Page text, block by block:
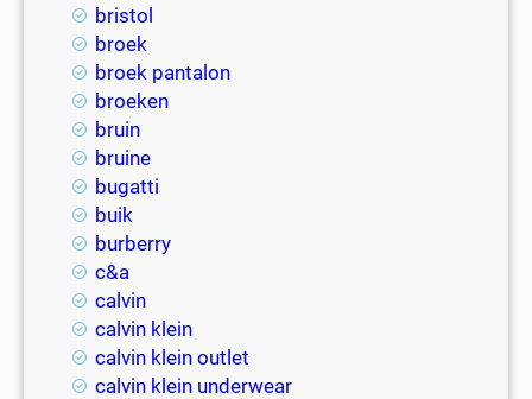
bristol
broek
broek pantalon
broeken
bruin
bruine
bugatti
buik
burberry
c&a
calvin
calvin klein
calvin klein outlet
calvin klein underwear